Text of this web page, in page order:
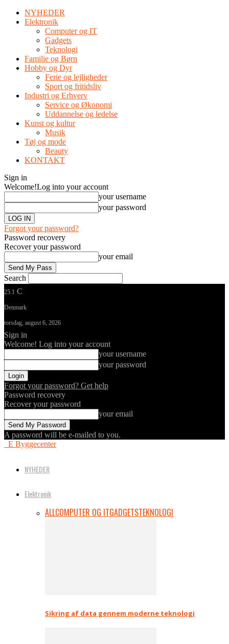
NYHEDER
Elektronik
Computer og IT
Gadgets
Teknologi
Familie og Børn
Hobby og Dyr
Ferie og lejligheder
Sport og fritidsliv
Industri og Erhverv
Service og Økonomi
Uddannelse og ledelse
Kunst og kultur
Musik
Tøj og mode
Beauty
KONTAKT
Sign in
Welcome!Log into your account
your username
your password
Forgot your password?
Password recovery
Recover your password
your email
Search
25.1 C
Denmark
torsdag, august 6, 2026
Sign in
Welcome! Log into your account
your username
your password
Forgot your password? Get help
Password recovery
Recover your password
your email
A password will be e-mailed to you.
E Byggecenter
NYHEDER
Elektronik
ALLCOMPUTER OG ITGADGETSTEKNOLOGI
Sikring af data gennem moderne teknologi